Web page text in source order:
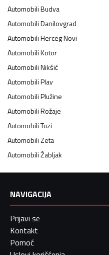
AutomobiliBudva
AutomobiliDanilovgrad
AutomobiliHerceg Novi
AutomobiliKotor
AutomobiliNikšić
AutomobiliPlav
AutomobiliPlužine
AutomobiliRožaje
AutomobiliTuzi
AutomobiliZeta
AutomobiliŽabljak
NAVIGACIJA
Prijavi se
Kontakt
Pomoć